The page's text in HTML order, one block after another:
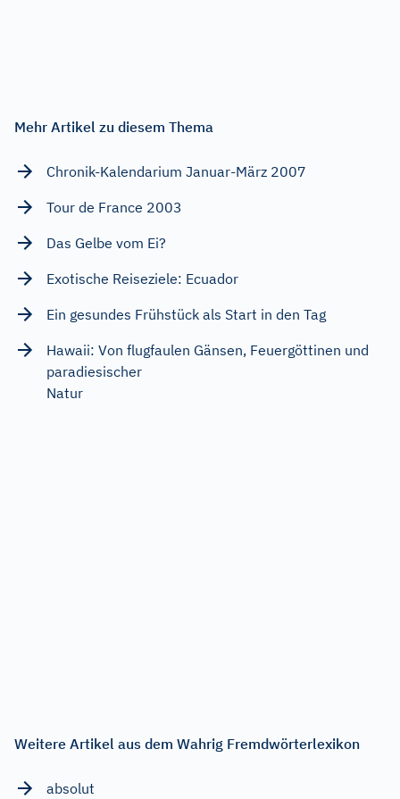
Mehr Artikel zu diesem Thema
Chronik-Kalendarium Januar-März 2007
Tour de France 2003
Das Gelbe vom Ei?
Exotische Reiseziele: Ecuador
Ein gesundes Frühstück als Start in den Tag
Hawaii: Von flugfaulen Gänsen, Feuergöttinen und
paradiesischer
Natur
Weitere Artikel aus dem Wahrig Fremdwörterlexikon
absolut